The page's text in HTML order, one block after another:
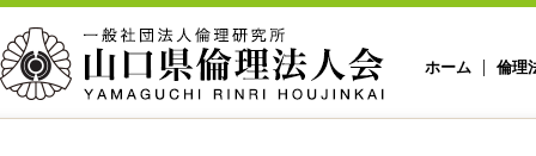
ホーム 倫理